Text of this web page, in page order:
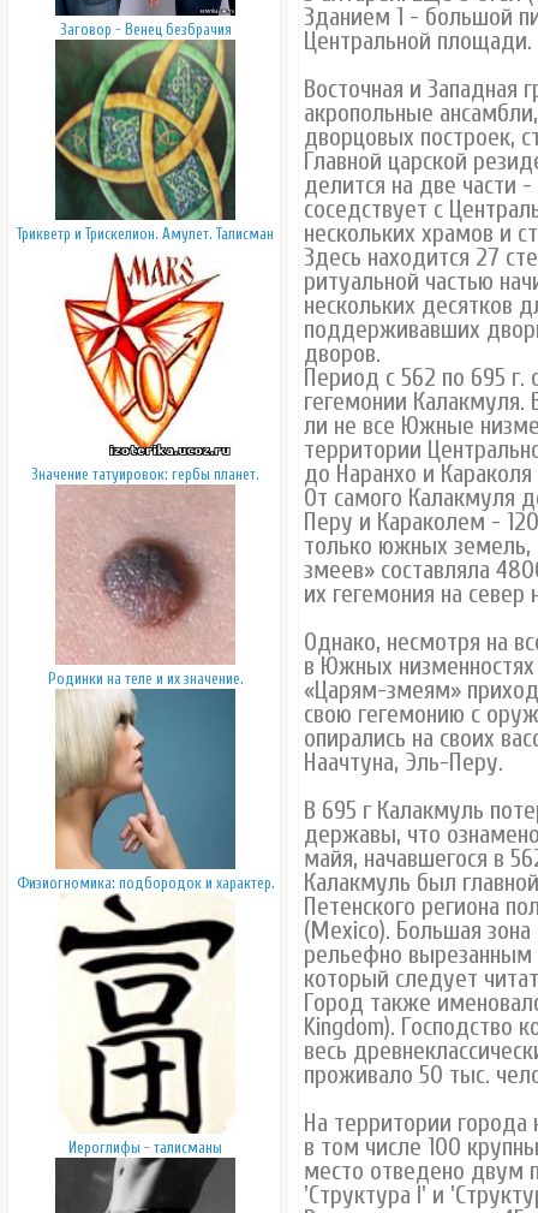
Заговор - Венец безбрачия
Трикветр и Трискелион. Амулет. Талисман
Значение татуировок: гербы планет.
Родинки на теле и их значение.
Физиогномика: подбородок и характер.
Иероглифы - талисманы
Зданием 1 - большой
Центральной площади.
Восточная и Западная
акропольные
дворцовых построек,
Главной царской
делится на две части
соседствует с
нескольких храмов и
Здесь находится 27
ритуальной частью
нескольких десятков
поддерживавших
дворов.
Период с 562 по 695 г.
гегемонии Калакмуля.
ли не все Южные
территории
до Наранхо и
От самого Калакмуля
Перу и Караколем -
только южных земель,
змеев» составляла
их гегемония на север
Однако, несмотря на
в Южных
«Царям-змеям»
свою гегемонию с
опирались на своих
Наачтуна, Эль-Перу.
В 695 г Калакмуль
державы, что
майя, начавшегося в
Калакмуль был
Петенского региона
(Mexico). Большая
рельефно вырезанным
который следует
Город также
Kingdom). Господство
весь
проживало 50 тыс.
На территории
в том числе 100
место отведено двум
'Структура I' и